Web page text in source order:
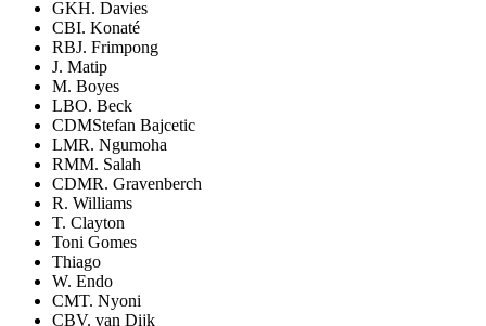
GKH. Davies
CBI. Konaté
RBJ. Frimpong
J. Matip
M. Boyes
LBO. Beck
CDMStefan Bajcetic
LMR. Ngumoha
RMM. Salah
CDMR. Gravenberch
R. Williams
T. Clayton
Toni Gomes
Thiago
W. Endo
CMT. Nyoni
CBV. van Dijk